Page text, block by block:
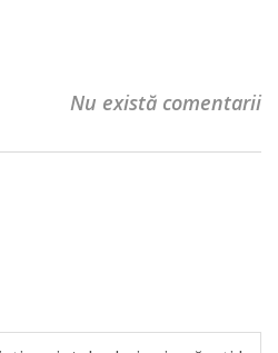
Nu există comentarii